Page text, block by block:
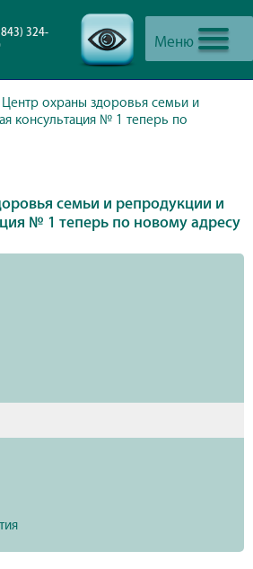
Меню
324-
Центр охраны здоровья семьи и
консультация № 1 теперь по
семьи и репродукции и
№ 1 теперь по новому адресу